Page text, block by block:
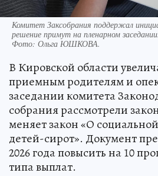
Комитет Заксобрания поддержал
решение примут на пленарном заседании.
Фото: Ольга ЮШКОВА.
В Кировской области
приемным родителям и
заседании комитета
собрания рассмотрели
меняет закон «О
детей-сирот». Документ
2026 года повысить на 10
типа выплат.